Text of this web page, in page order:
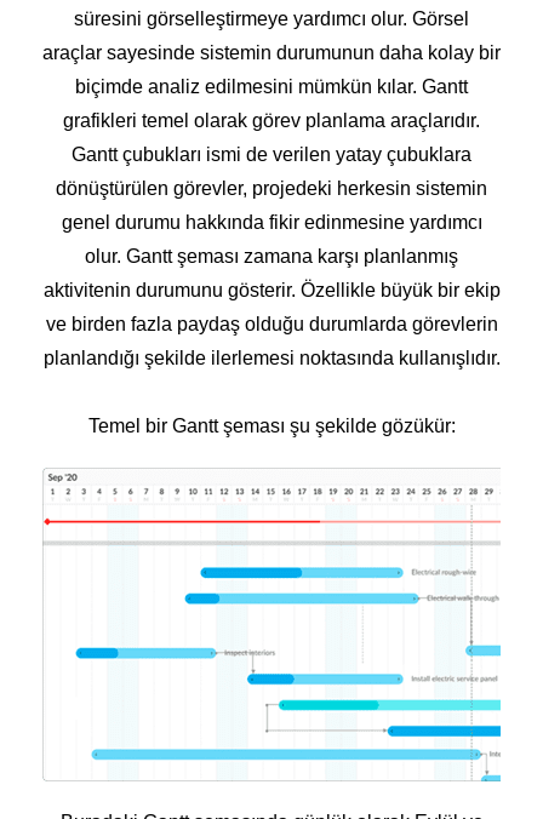
süresini görselleştirmeye yardımcı olur. Görsel
araçlar sayesinde sistemin durumunun daha kolay bir
biçimde analiz edilmesini mümkün kılar. Gantt
grafikleri temel olarak görev planlama araçlarıdır.
Gantt çubukları ismi de verilen yatay çubuklara
dönüştürülen görevler, projedeki herkesin sistemin
genel durumu hakkında fikir edinmesine yardımcı
olur. Gantt şeması zamana karşı planlanmış
aktivitenin durumunu gösterir. Özellikle büyük bir ekip
ve birden fazla paydaş olduğu durumlarda görevlerin
planlandığı şekilde ilerlemesi noktasında kullanışlıdır.
Temel bir Gantt şeması şu şekilde gözükür: